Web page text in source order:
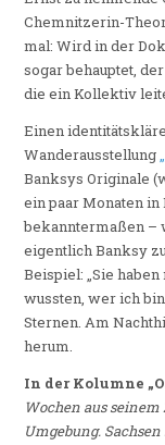
Chemnitzerin-
mal: Wird in der
sogar behauptet,
die ein Kollektiv
Einen
Wanderausstellung
Banksys Originale
ein paar Monaten in
bekanntermaßen –
eigentlich Banksy
Beispiel: „Sie
wussten, wer ich
Sternen. Am
herum.
In der Kolumne
Wochen aus
Umgebung.